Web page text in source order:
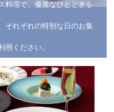
料理で、優雅なひとときを
それぞれの特別な日のお集
ください。